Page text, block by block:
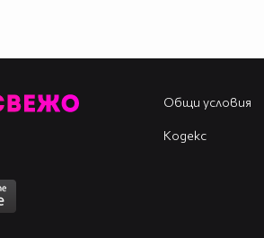
Общи условия
Кодекс